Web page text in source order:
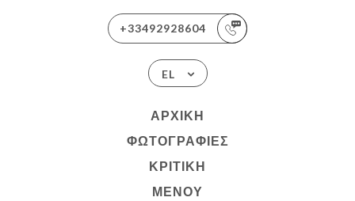
+33492928604
EL
ΑΡΧΙΚΉ
ΦΩΤΟΓΡΑΦΊΕΣ
ΚΡΙΤΙΚΉ
ΜΕΝΟΎ